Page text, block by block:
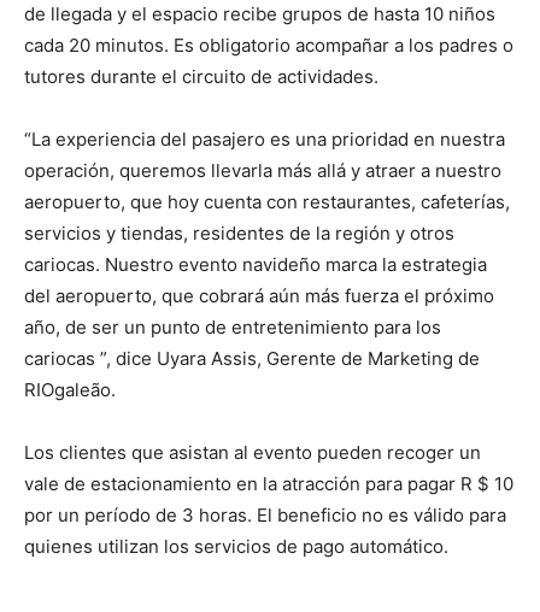
de llegada y el espacio recibe grupos de hasta 10 niños
cada 20 minutos. Es obligatorio acompañar a los padres o
tutores durante el circuito de actividades.
“La experiencia del pasajero es una prioridad en nuestra
operación, queremos llevarla más allá y atraer a nuestro
aeropuerto, que hoy cuenta con restaurantes, cafeterías,
servicios y tiendas, residentes de la región y otros
cariocas. Nuestro evento navideño marca la estrategia
del aeropuerto, que cobrará aún más fuerza el próximo
año, de ser un punto de entretenimiento para los
cariocas ”, dice Uyara Assis, Gerente de Marketing de
RIOgaleão.
Los clientes que asistan al evento pueden recoger un
vale de estacionamiento en la atracción para pagar R $ 10
por un período de 3 horas. El beneficio no es válido para
quienes utilizan los servicios de pago automático.